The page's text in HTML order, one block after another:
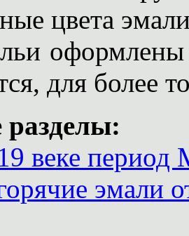
цвета
для более
веке период
эмали